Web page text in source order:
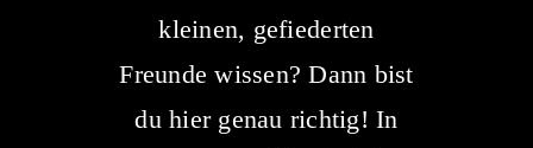
kleinen, gefiederten
Freunde wissen? Dann bist
du hier genau richtig! In